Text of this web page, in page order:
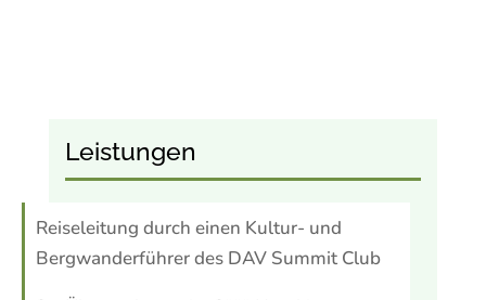
Leistungen
Reiseleitung durch einen Kultur- und
Bergwanderführer des DAV Summit Club